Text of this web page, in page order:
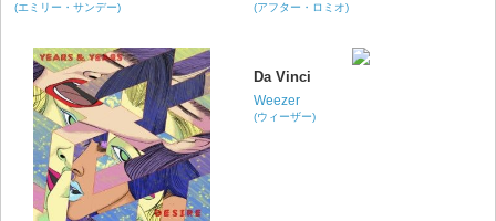
(エミリー・サンデー) (アフター・ロミオ)
Da Vinci
Weezer
(ウィーザー)